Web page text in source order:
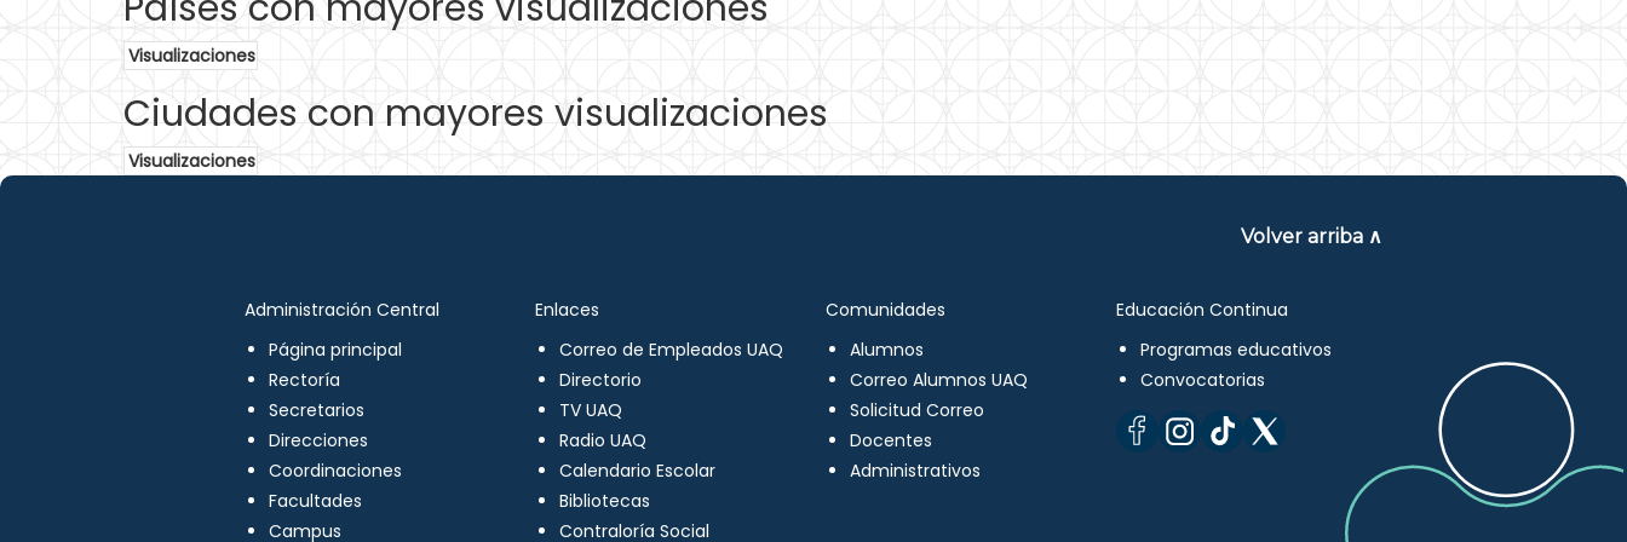
Visualizaciones
Ciudades con mayores visualizaciones
Visualizaciones
Volver arriba ∧
Administración Central
Página principal
Rectoría
Secretarios
Direcciones
Coordinaciones
Facultades
Campus
Enlaces
Correo de Empleados UAQ
Directorio
TV UAQ
Radio UAQ
Calendario Escolar
Bibliotecas
Contraloría Social
Comunidades
Alumnos
Correo Alumnos UAQ
Solicitud Correo
Docentes
Administrativos
Educación Continua
Programas educativos
Convocatorias